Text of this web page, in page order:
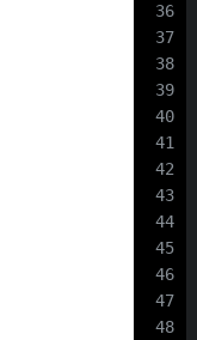
36
37
38
39
40
41
42
43
44
45
46
47
48